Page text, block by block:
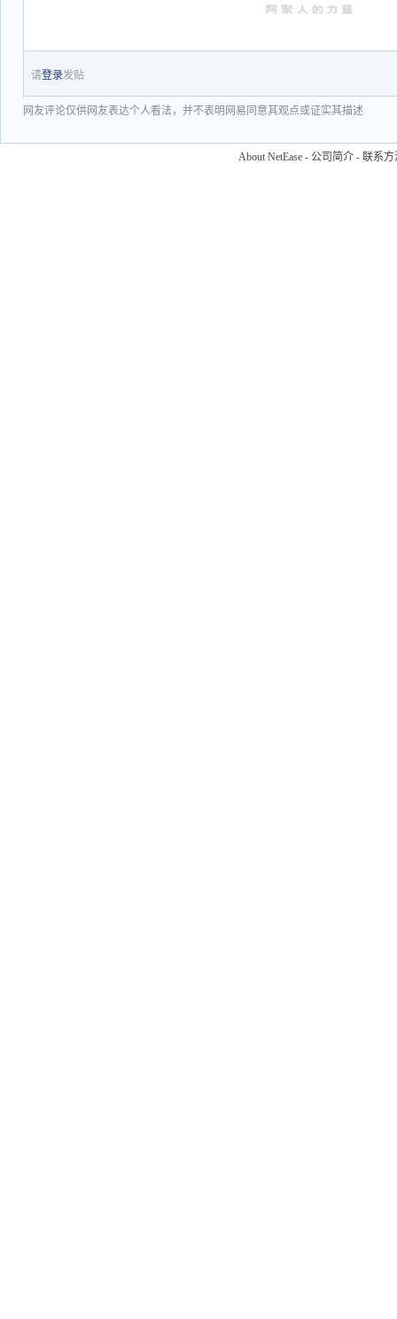
请登录发贴
网友评论仅供网友表达个人看法，并不表明网易同意其观点或证实其描述
About NetEase - 公司简介 - 联系方